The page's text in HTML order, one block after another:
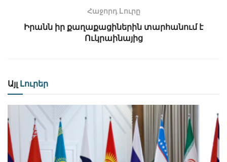
Հաջորդ Lուրը
Իրանն իր քաղաքացիներին տարհանում է
Ուկրաինայից
Այլ Լուրեր